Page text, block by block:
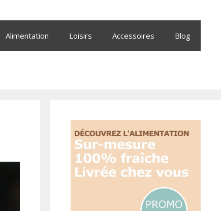
Alimentation Loisirs Accessoires Blog